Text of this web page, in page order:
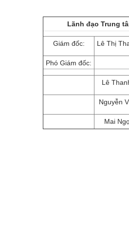
Lãnh đạo Trung
Giám đốc: Lê Thị
Phó Giám đốc:
Lê
Nguyễn
Mai